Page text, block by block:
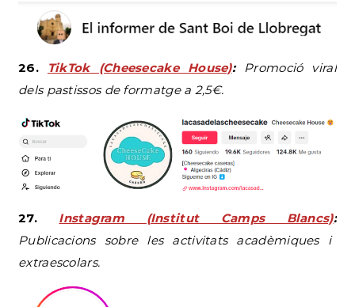
26. TikTok (Cheesecake House):Promoció viral
dels pastissos de formatge a 2,5€.
27. Instagram (Institut Camps Blancs):
Publicacions sobre les activitats acadèmiques i
extraescolars.